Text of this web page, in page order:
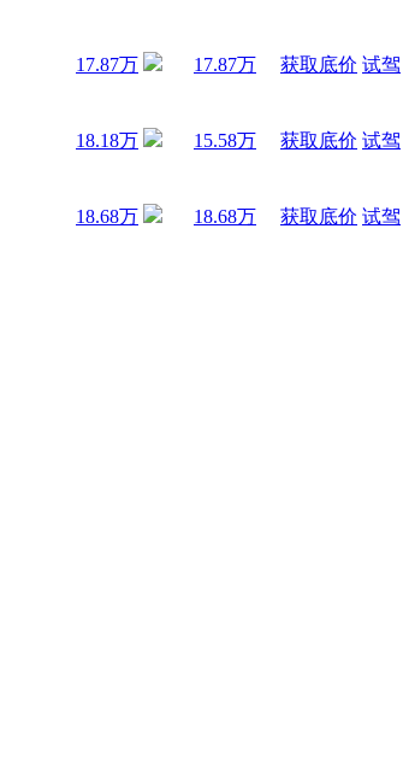
17.87万 17.87万 获取底价 试驾
18.18万 15.58万 获取底价 试驾
18.68万 18.68万 获取底价 试驾